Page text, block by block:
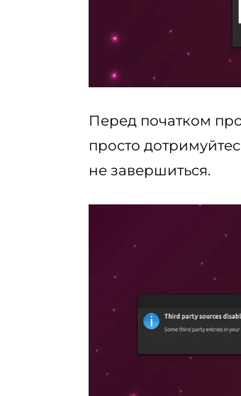
Перед початком
просто
не завершиться.